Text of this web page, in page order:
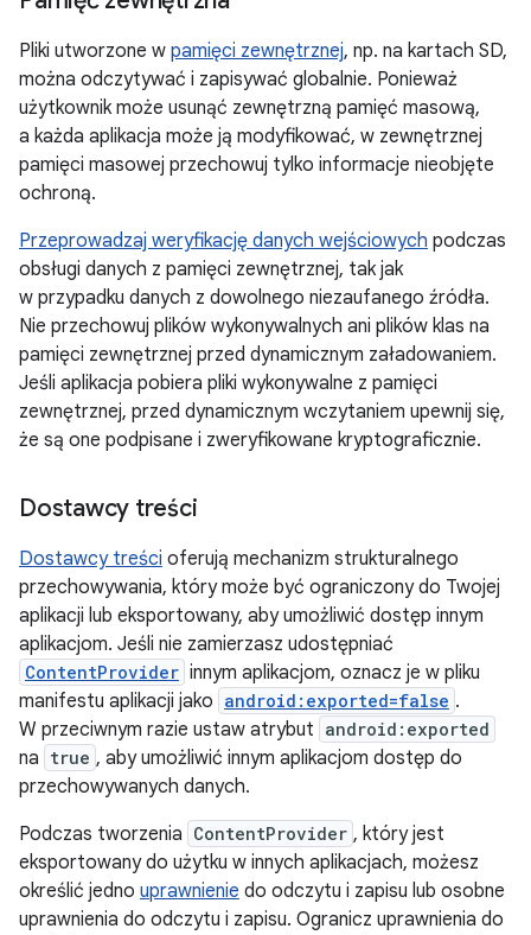
Pliki utworzone w pamięci zewnętrznej, np. na kartach SD,
można odczytywać i zapisywać globalnie. Ponieważ
użytkownik może usunąć zewnętrzną pamięć masową,
a każda aplikacja może ją modyfikować, w zewnętrznej
pamięci masowej przechowuj tylko informacje nieobjęte
ochroną.
Przeprowadzaj weryfikację danych wejściowych podczas
obsługi danych z pamięci zewnętrznej, tak jak
w przypadku danych z dowolnego niezaufanego źródła.
Nie przechowuj plików wykonywalnych ani plików klas na
pamięci zewnętrznej przed dynamicznym załadowaniem.
Jeśli aplikacja pobiera pliki wykonywalne z pamięci
zewnętrznej, przed dynamicznym wczytaniem upewnij się,
że są one podpisane i zweryfikowane kryptograficznie.
Dostawcy treści
Dostawcy treści oferują mechanizm strukturalnego
przechowywania, który może być ograniczony do Twojej
aplikacji lub eksportowany, aby umożliwić dostęp innym
aplikacjom. Jeśli nie zamierzasz udostępniać
ContentProvider innym aplikacjom, oznacz je w pliku
manifestu aplikacji jako android:exported=false .
W przeciwnym razie ustaw atrybut android:exported
na true , aby umożliwić innym aplikacjom dostęp do
przechowywanych danych.
Podczas tworzenia ContentProvider , który jest
eksportowany do użytku w innych aplikacjach, możesz
określić jedno uprawnienie do odczytu i zapisu lub osobne
uprawnienia do odczytu i zapisu. Ogranicz uprawnienia do